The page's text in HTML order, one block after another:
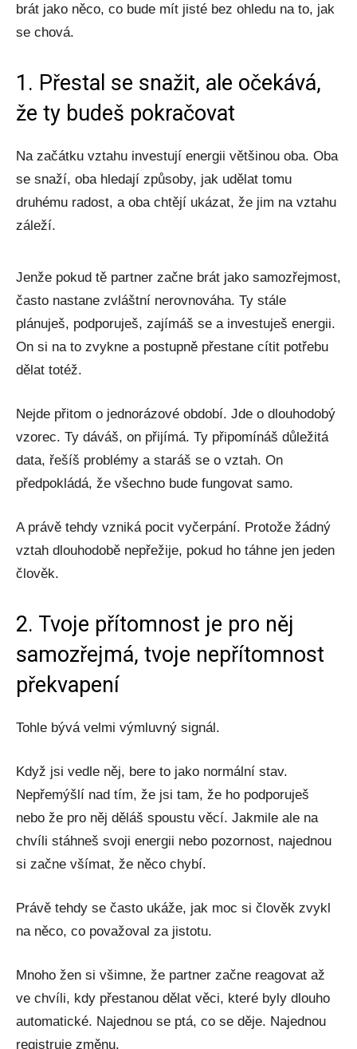
brát jako něco, co bude mít jisté bez ohledu na to, jak
se chová.
1. Přestal se snažit, ale očekává,
že ty budeš pokračovat
Na začátku vztahu investují energii většinou oba. Oba
se snaží, oba hledají způsoby, jak udělat tomu
druhému radost, a oba chtějí ukázat, že jim na vztahu
záleží.
Jenže pokud tě partner začne brát jako samozřejmost,
často nastane zvláštní nerovnováha. Ty stále
plánuješ, podporuješ, zajímáš se a investuješ energii.
On si na to zvykne a postupně přestane cítit potřebu
dělat totéž.
Nejde přitom o jednorázové období. Jde o dlouhodobý
vzorec. Ty dáváš, on přijímá. Ty připomínáš důležitá
data, řešíš problémy a staráš se o vztah. On
předpokládá, že všechno bude fungovat samo.
A právě tehdy vzniká pocit vyčerpání. Protože žádný
vztah dlouhodobě nepřežije, pokud ho táhne jen jeden
člověk.
2. Tvoje přítomnost je pro něj
samozřejmá, tvoje nepřítomnost
překvapení
Tohle bývá velmi výmluvný signál.
Když jsi vedle něj, bere to jako normální stav.
Nepřemýšlí nad tím, že jsi tam, že ho podporuješ
nebo že pro něj děláš spoustu věcí. Jakmile ale na
chvíli stáhneš svoji energii nebo pozornost, najednou
si začne všímat, že něco chybí.
Právě tehdy se často ukáže, jak moc si člověk zvykl
na něco, co považoval za jistotu.
Mnoho žen si všimne, že partner začne reagovat až
ve chvíli, kdy přestanou dělat věci, které byly dlouho
automatické. Najednou se ptá, co se děje. Najednou
registruje změnu.